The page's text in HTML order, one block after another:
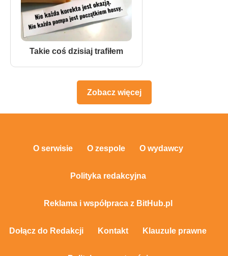
Takie coś dzisiaj trafiłem
Zobacz więcej
O serwisie O zespole O wydawcy
Polityka redakcyjna
Reklama i współpraca z BitHub.pl
Dołącz do Redakcji Kontakt Klauzule prawne